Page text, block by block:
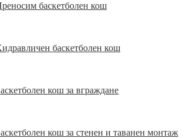
баскетболен кош
баскетболен кош
кош за вграждане
кош за стенен и таванен монтаж